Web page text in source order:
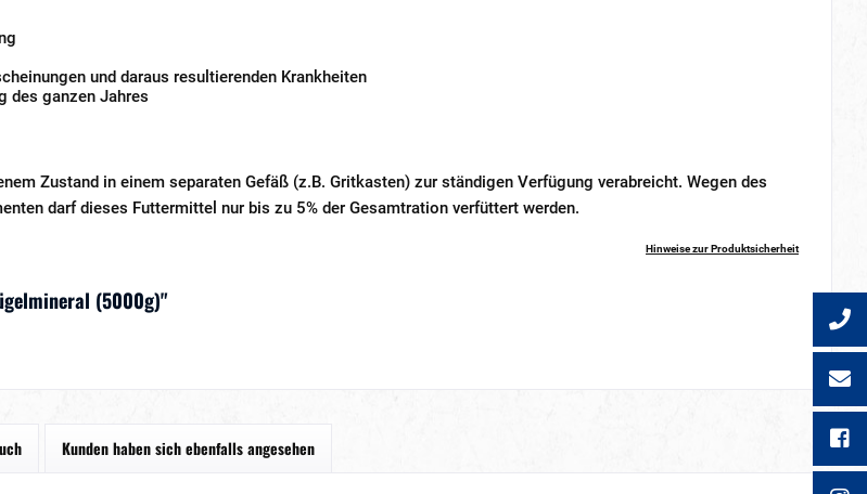
und daraus resultierenden Krankheiten
des ganzen Jahres
Zustand in einem separaten Gefäß (z.B. Gritkasten) zur ständigen Verfügung verabreicht. Wegen des
darf dieses Futtermittel nur bis zu 5% der Gesamtration verfüttert werden.
Hinweise zur Produktsicherheit
(5000g)"
Kunden haben sich ebenfalls angesehen